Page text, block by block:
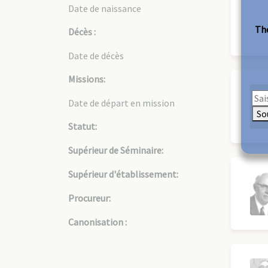
Date de naissance
Décès :
Date de décès
Missions:
Date de départ en mission
Statut:
Supérieur de Séminaire:
Supérieur d'établissement:
Procureur:
Canonisation :